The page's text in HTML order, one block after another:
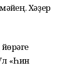
Хәҙер
«Һин